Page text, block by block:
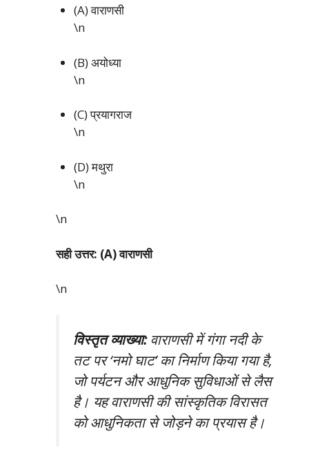
(A) वाराणसी
\n
(B) अयोध्या
\n
(C) प्रयागराज
\n
(D) मथुरा
\n
\n
सही उत्तर: (A) वाराणसी
\n
विस्तृत व्याख्या:वाराणसी में गंगा नदी के
तट पर ‘नमो घाट’ का निर्माण किया गया है,
जो पर्यटन और आधुनिक सुविधाओं से लैस
है। यह वाराणसी की सांस्कृतिक विरासत
को आधुनिकता से जोड़ने का प्रयास है।